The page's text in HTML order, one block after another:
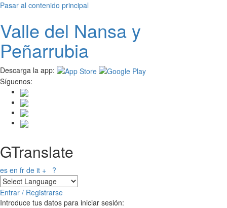
Pasar al contenido principal
Valle del Nansay
Peñarrubia
Descarga la app:
Síguenos:
GTranslate
es en fr de it + ?
Entrar / Registrarse
Introduce tus datos para iniciar sesión: